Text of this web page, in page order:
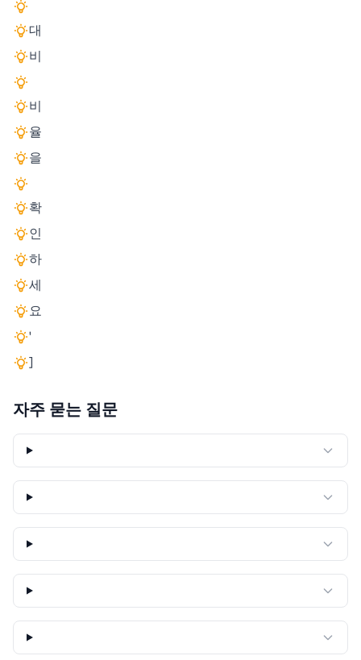
대
비
비
율
을
확
인
하
세
요
'
]
자주 묻는 질문